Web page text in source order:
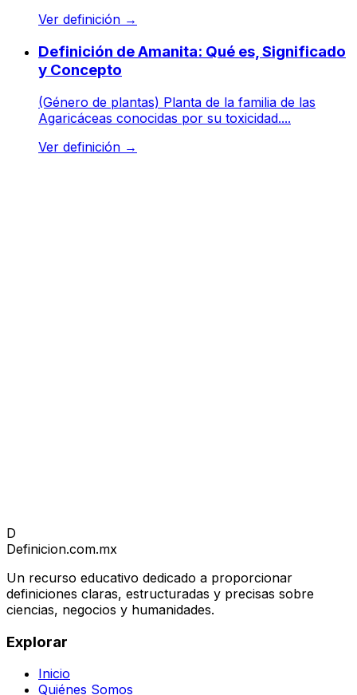
Ver definición →
Definición de Amanita: Qué es, Significado
y Concepto
(Género de plantas) Planta de la familia de las
Agaricáceas conocidas por su toxicidad....
Ver definición →
D
Definicion.com.mx
Un recurso educativo dedicado a proporcionar
definiciones claras, estructuradas y precisas sobre
ciencias, negocios y humanidades.
Explorar
Inicio
Quiénes Somos